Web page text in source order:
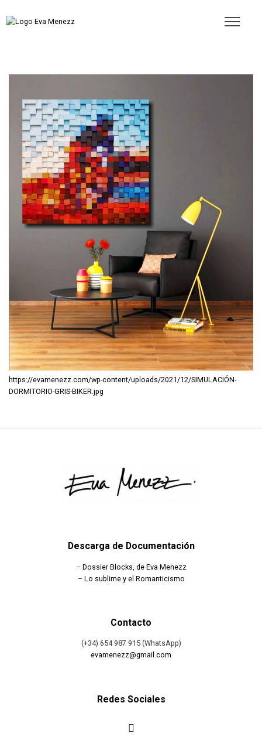
https://evamenezz.com/wp-content/uploads/2021/12/SIMULACIÓN-
DORMITORIO-GRIS-BIKER.jpg
Descarga de Documentación
– Dossier Blocks, de Eva Menezz
– Lo sublime y el Romanticismo
Contacto
(+34) 654 987 915 (WhatsApp)
evamenezz@gmail.com
Redes Sociales